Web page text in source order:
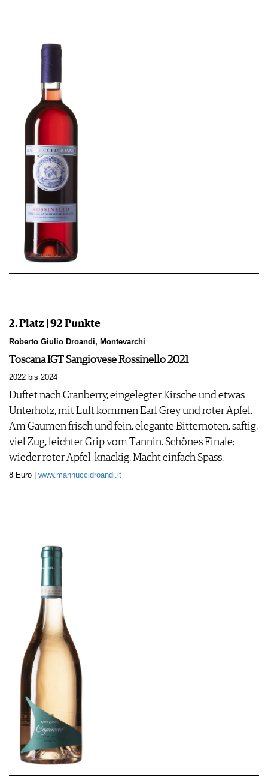
2. Platz | 92 Punkte
Roberto Giulio Droandi, Montevarchi
Toscana IGT Sangiovese Rossinello 2021
2022 bis 2024
Duftet nach Cranberry, eingelegter Kirsche und etwas
Unterholz, mit Luft kommen Earl Grey und roter Apfel.
Am Gaumen frisch und fein, elegante Bitternoten, saftig,
viel Zug, leichter Grip vom Tannin. Schönes Finale:
wieder roter Apfel, knackig. Macht einfach Spass.
8 Euro | www.mannuccidroandi.it